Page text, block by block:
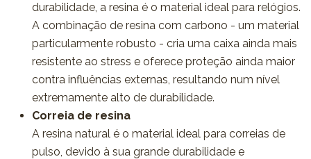
durabilidade, a resina é o material ideal para relógios.
A combinação de resina com carbono - um material
particularmente robusto - cria uma caixa ainda mais
resistente ao stress e oferece proteção ainda maior
contra influências externas, resultando num nível
extremamente alto de durabilidade.
Correia de resina
A resina natural é o material ideal para correias de
pulso, devido à sua grande durabilidade e